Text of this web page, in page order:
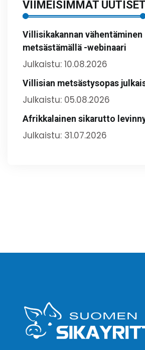
VIIMEISIMMÄT UUTISET
Villisikakannan vähentäminen
metsästämällä -webinaari
Julkaistu: 10.08.2026
Villisian metsästysopas
Julkaistu: 05.08.2026
Afrikkalainen sikarutto
Julkaistu: 31.07.2026